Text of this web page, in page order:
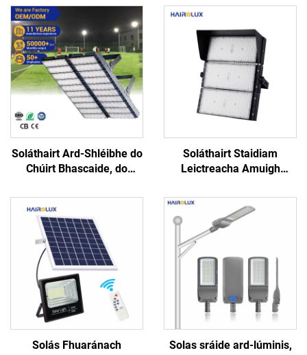
Soláthairt Ard-Shléibhe do
Chúirt Bhascaide, do
Staidiam – Soláthairt Láir
Láir IP66 IK10 do Staidiam
Soláthairt Staidiam
Leictreacha Amuigh
do Pháircanna Peile agus
do Pháircanna Báscaide:
100W, 200W, 300W, 400W,
600W, 800W, 1000W
Solás Fhuaránach
Solas sráide ard-lúminis,